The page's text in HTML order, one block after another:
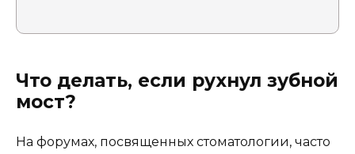
Что делать, если рухнул зубной
мост?
На форумах, посвященных стоматологии, часто